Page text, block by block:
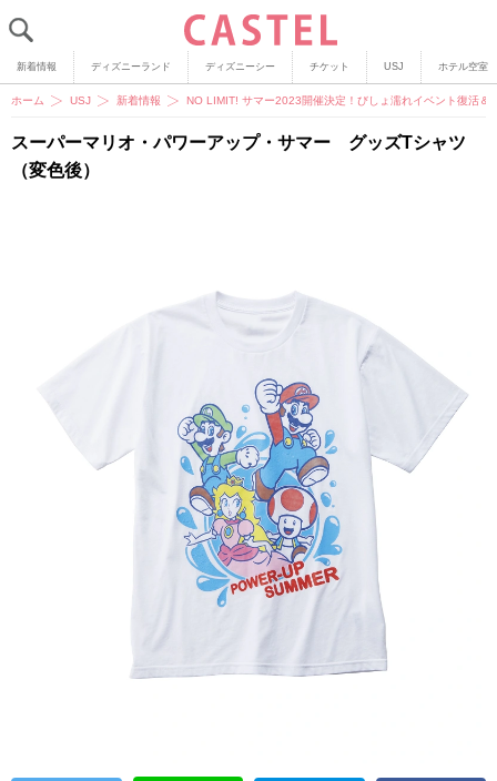
新着情報 ディズニーランド ディズニーシー チケット USJ ホテル空室
ホーム USJ 新着情報 NO LIMIT! サマー2023開催決定！びしょ濡れイベント復活＆
スーパーマリオ・パワーアップ・サマー グッズTシャツ
（変色後）